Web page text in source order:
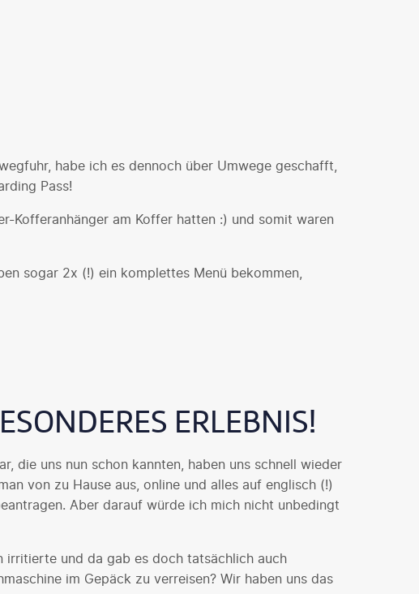
habe ich es dennoch über Umwege geschafft,
Pass!
Kofferanhänger am Koffer hatten :) und somit waren
sogar 2x (!) ein komplettes Menü bekommen,
ERLEBNIS!
die uns nun schon kannten, haben uns schnell wieder
von zu Hause aus, online und alles auf englisch (!)
Aber darauf würde ich mich nicht unbedingt
irritierte und da gab es doch tatsächlich auch
im Gepäck zu verreisen? Wir haben uns das